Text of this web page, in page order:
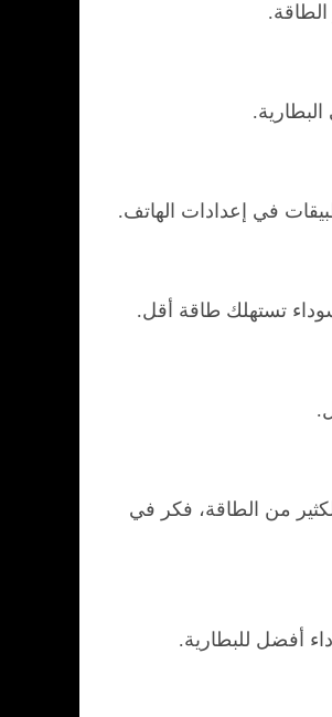
في إعدادات الهاتف.
من الطاقة، فكر في
أفضل للبطارية.